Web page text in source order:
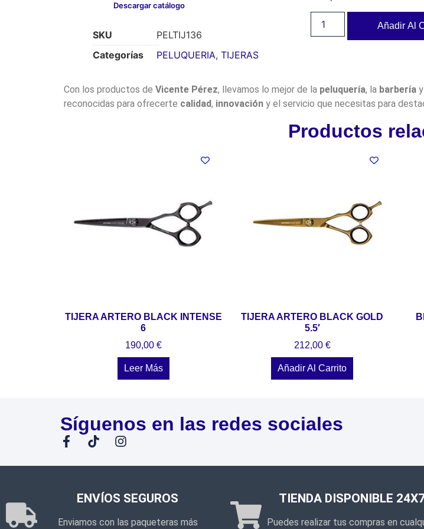
Descargar catálogo
SKU
PELTIJ136
Categorías
PELUQUERIA, TIJERAS
Añadir Al
Con los productos de Vicente Pérez, llevamos lo mejor de la peluquería, la barberíay
reconocidas para ofrecerte calidad, innovacióny el servicio que necesitas para
Productos
TIJERA ARTERO BLACK INTENSE
6
190,00 €
Leer Más
TIJERA ARTERO BLACK GOLD
5.5′
212,00 €
Añadir Al Carrito
Síguenos en las redes sociales
ENVÍOS SEGUROS
Enviamos con las paqueteras más
TIENDA DISPONIBLE
Puedes realizar tus compras en